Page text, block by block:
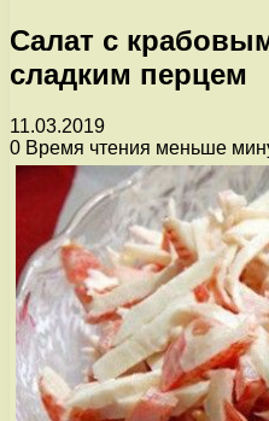
Салат с
сладким перцем
11.03.2019
0 Время чтения меньше